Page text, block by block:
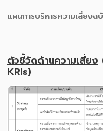
แผนการบริหารความเสี่ยงฉ
ตัวชี้วัดด้านความเสี่ยง
KRIs)